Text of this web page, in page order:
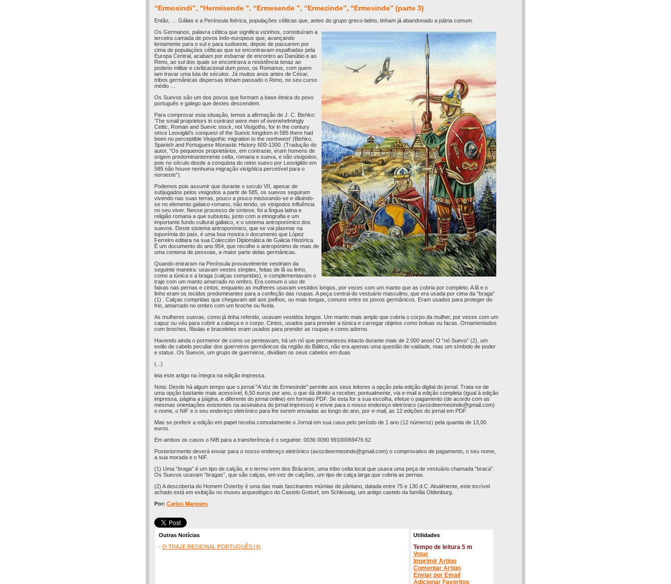
“Ermosindi”, “Hermisende ”, “Ermesende ”, “Ermezinde”, “Ermesinde” (parte 3)
Então, … Gálias e a Península Ibérica, populações célticas que, antes do grupo greco-latino, tinham já abandonado a pátria comum.
Os Germanos, palavra céltica que significa vizinhos, constituíram a
terceira camada de povos indo-europeus que, avançando
lentamente para o sul e para sudoeste, depois de passarem por
cima de populações célticas que se encontravam espalhadas pela
Europa Central, acabam por esbarrar de encontro ao Danúbio e ao
Reno, ao sul dos quais se encontrava a resistência tenaz ao
poderio militar e civilizacional dum povo, os Romanos, com quem
iam travar uma luta de séculos. Já muitos anos antes de César,
tribos germânicas dispersas tinham passado o Reno, no seu curso
médio …
Os Suevos são um dos povos que formam a base étnica do povo
português e galego que destes descendem.
Para comprovar esta situação, temos a afirmação de J. C. Bishko:
‘The small proprietors in contrast were men of overwhelmingly
Celtic, Roman and Suevic stock, not Visigoths, for in the century
since Leovigild’s conquest of the Suevic kingdom in 585 there had
been no perceptible Visigothic migration to the northwest’ (Bishko,
Spanish and Portuguese Monastic History 600-1300. (Tradução do
autor, “Os pequenos proprietários, em contraste, eram homens de
origem predominantemente celta, romana e sueva, e não visigodos,
pois no século desde a conquista do reino suevo por Leovigildo em
585 não houve nenhuma migração visigótica percetível para o
noroeste”).
Podemos pois assumir que durante o seculo VII, apesar de
subjugados pelos visigodos a partir de 585, os suevos seguiram
vivendo nas suas terras, pouco a pouco misturando-se e diluindo-
se no elemento galaico-romano, não tendo, os visigodos influência
no seu viver. Nesse processo de síntese, foi a língua latina e
religião romana a que subsistiu, junto com a etnografia e um
importante fundo cultural gallaico, e o sistema antroponímico dos
suevos. Deste sistema antroponímico, que se vai plasmar na
toponímia do país, é uma boa mostra o documento que López
Ferreiro editara na sua Colección Diplomática de Galicia Histórica.
É um documento do ano 954, que recolhe o antropónimo de mais de
uma centena de pessoas, a maior parte delas germânicas.
Quando entraram na Península provavelmente vestiriam da
seguinte maneira: usavam vestes simples, feitas de lã ou linho,
como a túnica e a braga (calças compridas), e complementavam o
traje com um manto amarrado no ombro. Era comum o uso de
faixas nas pernas e cintos, enquanto as mulheres usavam vestidos longos, por vezes com um manto que as cobria por completo. A lã e o
linho eram os tecidos predominantes para a confeção das roupas. A peça central do vestuário masculino, que era usada por cima da “braga”
(1) . Calças compridas que chegavam até aos joelhos, ou mais longas, comuns entre os povos germânicos. Eram usados para proteger do
frio, amarrado no ombro com um broche ou fivela.
As mulheres suevas, como já tinha referido, usavam vestidos longos. Um manto mais amplo que cobria o corpo da mulher, por vezes com um
capuz ou véu para cobrir a cabeça e o corpo. Cintos, usados para prender a túnica e carregar objetos como bolsas ou facas. Ornamentados
com broches, fíbulas e braceletes eram usados para prender as roupas e como adorno.
Havendo ainda o pormenor de como se penteavam, há um nó que permaneceu intacto durante mais de 2.000 anos! O “nó Suevo” (2), um
estilo de cabelo peculiar dos guerreiros germânicos da região do Báltico, não era apenas uma questão de vaidade, mas um símbolo de poder
e status. Os Suevos, um grupo de guerreiros, dividiam os seus cabelos em duas
(...)
leia este artigo na íntegra na edição impressa.
Nota: Desde há algum tempo que o jornal "A Voz de Ermesinde" permite aos seus leitores a opção pela edição digital do jornal. Trata-se de
uma opção bastante mais acessível, 6,50 euros por ano, o que dá direito a receber, pontualmente, via e-mail a edição completa (igual à edição
impressa, página a página, e diferente do jornal online) em formato PDF. Se esta for a sua escolha, efetue o pagamento (de acordo com as
mesmas orientações existentes na assinatura do jornal impresso) e envie para o nosso endereço eletrónico (avozdeermesinde@gmail.com)
o nome, o NIF e o seu endereço eletrónico para lhe serem enviadas ao longo do ano, por e-mail, as 12 edições do jornal em PDF.
Mas se preferir a edição em papel receba comodamente o Jornal em sua casa pelo período de 1 ano (12 números) pela quantia de 13,00
euros.
Em ambos os casos o NIB para a transferência é o seguinte: 0036 0090 99100069476 62
Posteriormente deverá enviar para o nosso endereço eletrónico (avozdeermesinde@gmail.com) o comprovativo de pagamento, o seu nome,
a sua morada e o NIF.
(1) Uma “braga” é um tipo de calção, e o termo vem dos Brácaros, uma tribo celta local que usava uma peça de vestuário chamada “braca”.
Os Suevos usavam “bragas”, que são calças, em vez de calções, um tipo de calça larga que cobria as pernas.
(2) A descoberta do Homem Osterby é uma das mais fascinantes múmias de pântano, datada entre 75 e 130 d.C. Atualmente, este incrível
achado está em exibição no museu arqueológico do Castelo Gottorf, em Schleswig, um antigo castelo da família Oldenburg.
Por: Carlos Marques
Outras Notícias
· O TRAJE REGIONAL PORTUGUÊS (4)
Utilidades
Tempo de leitura 5 m
Votar
Imprimir Artigo
Comentar Artigo
Enviar por Email
Adicionar Favoritos